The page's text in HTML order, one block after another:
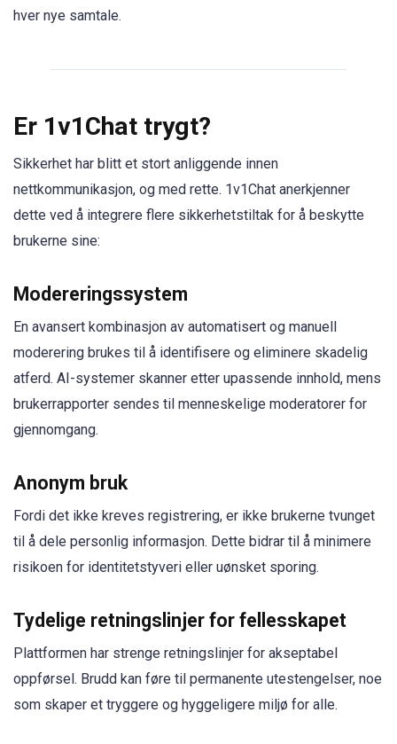
hver nye samtale.
Er 1v1Chat trygt?
Sikkerhet har blitt et stort anliggende innen
nettkommunikasjon, og med rette. 1v1Chat anerkjenner
dette ved å integrere flere sikkerhetstiltak for å beskytte
brukerne sine:
Modereringssystem
En avansert kombinasjon av automatisert og manuell
moderering brukes til å identifisere og eliminere skadelig
atferd. AI-systemer skanner etter upassende innhold, mens
brukerrapporter sendes til menneskelige moderatorer for
gjennomgang.
Anonym bruk
Fordi det ikke kreves registrering, er ikke brukerne tvunget
til å dele personlig informasjon. Dette bidrar til å minimere
risikoen for identitetstyveri eller uønsket sporing.
Tydelige retningslinjer for fellesskapet
Plattformen har strenge retningslinjer for akseptabel
oppførsel. Brudd kan føre til permanente utestengelser, noe
som skaper et tryggere og hyggeligere miljø for alle.